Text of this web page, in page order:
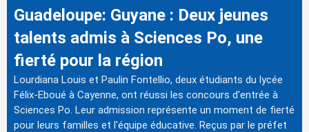
Guadeloupe: Guyane : Deux jeunes
talents admis à Sciences Po, une
fierté pour la région
Lourdiana Louis et Paulin Fontellio, deux étudiants du lycée
Félix-Eboué à Cayenne, ont réussi les concours d'entrée à
Sciences Po. Leur admission représente un moment de fierté
pour leurs familles et l'équipe éducative. Reçus par le préfet